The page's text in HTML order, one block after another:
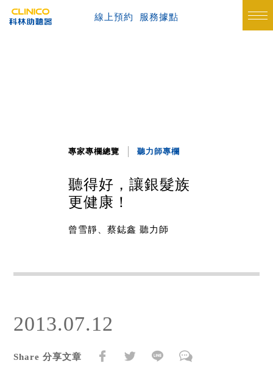
線上預約 服務據點
專家專欄總覽 聽力師專欄
聽得好，讓銀髮族
更健康！
曾雪靜、蔡鋕鑫 聽力師
2013.07.12
Share 分享文章